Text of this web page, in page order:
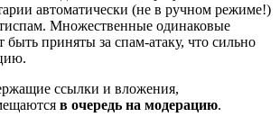
автоматически (не в ручном режиме!)
Множественные одинаковые
быть приняты за спам-атаку, что сильно
ссылки и вложения,
в очередь на модерацию.